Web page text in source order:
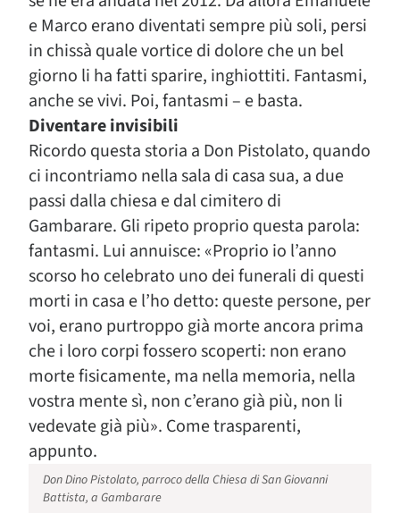
e Marco erano diventati sempre più soli, persi
in chissà quale vortice di dolore che un bel
giorno li ha fatti sparire, inghiottiti. Fantasmi,
anche se vivi. Poi, fantasmi – e basta.
Diventare invisibili
Ricordo questa storia a Don Pistolato, quando
ci incontriamo nella sala di casa sua, a due
passi dalla chiesa e dal cimitero di
Gambarare. Gli ripeto proprio questa parola:
fantasmi. Lui annuisce: «Proprio io l’anno
scorso ho celebrato uno dei funerali di questi
morti in casa e l’ho detto: queste persone, per
voi, erano purtroppo già morte ancora prima
che i loro corpi fossero scoperti: non erano
morte fisicamente, ma nella memoria, nella
vostra mente sì, non c’erano già più, non li
vedevate già più». Come trasparenti,
appunto.
Don Dino Pistolato, parroco della Chiesa di San Giovanni
Battista, a Gambarare